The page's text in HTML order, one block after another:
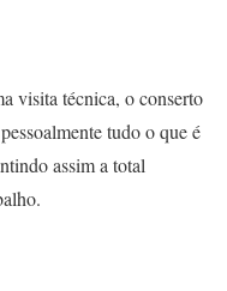
visita técnica, o conserto
tudo o que é
assim a total